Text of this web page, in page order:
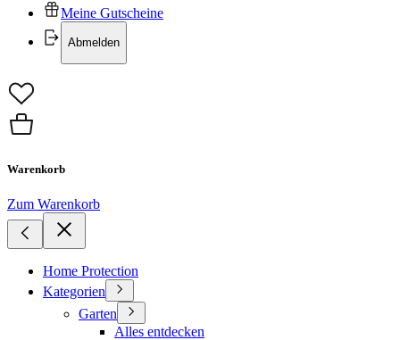
Meine Gutscheine
Abmelden
Warenkorb
Zum Warenkorb
Home Protection
Kategorien
Garten
Alles entdecken